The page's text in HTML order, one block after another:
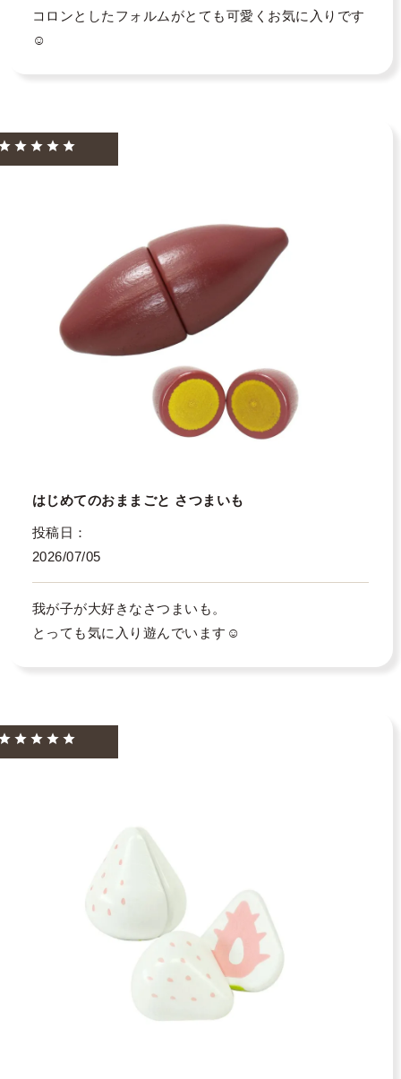
コロンとしたフォルムがとても可愛くお気に入りです
☺️
はじめてのおままごと さつまいも
投稿日
2026/07/05
我が子が大好きなさつまいも。
とっても気に入り遊んでいます☺️